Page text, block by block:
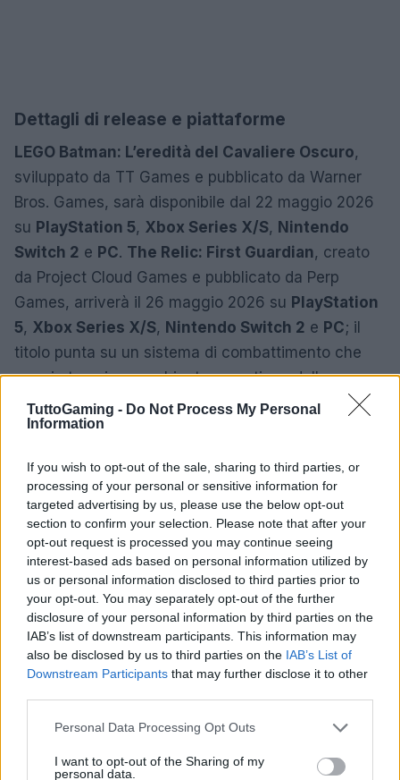
TuttoGaming - Do Not Process My Personal
Information
If you wish to opt-out of the sale, sharing to third parties, or
processing of your personal or sensitive information for
targeted advertising by us, please use the below opt-out
section to confirm your selection. Please note that after your
opt-out request is processed you may continue seeing
interest-based ads based on personal information utilized by
us or personal information disclosed to third parties prior to
your opt-out. You may separately opt-out of the further
disclosure of your personal information by third parties on the
IAB’s list of downstream participants. This information may
also be disclosed by us to third parties on the IAB’s List of
Downstream Participants that may further disclose it to other
Please note that this website/app uses one or more Google
not limited to your visit or usage behaviour. You may click to
Personal Data Processing Opt Outs
I want to opt-out of the Sharing of my
personal data.
Dettagli di release e piattaforme
LEGO Batman: L’eredità del Cavaliere Oscuro,
sviluppato da TT Games e pubblicato da Warner
Bros. Games, sarà disponibile dal 22 maggio 2026
su PlayStation 5, Xbox Series X/S, Nintendo
Switch 2 e PC. The Relic: First Guardian, creato
da Project Cloud Games e pubblicato da Perp
Games, arriverà il 26 maggio 2026 su PlayStation
5, Xbox Series X/S, Nintendo Switch 2 e PC; il
titolo punta su un sistema di combattimento che
premia tempismo, schivate e gestione della
stamina.
007 First Light , opera di IO Interactive, racconta le
prime esperienze di James Bond e si ispira sia ai
romanzi di Ian Fleming sia alla tradizione
cinematografica. Il gioco introduce un Bond
ventiseienne, interpretato da Patrick Gibson, e
segue il suo percorso per ottenere la celebre
licenza di uccidere. L’uscita è fissata per il 27
maggio 2026 suNintendo Switch 2, PlayStation
,WindowseXbox Series X/S, offrendo un
approccio narrativo volto a esplorare i primi passi
dell’agente segreto.